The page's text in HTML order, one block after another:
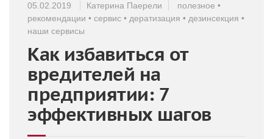
05.02.2019 Катерина Паерели полезное •
рекомендации • сервис • дератизация • дезинсекция •
наши сервисы
Как избавиться от
вредителей на
предприятии: 7
эффективных шагов